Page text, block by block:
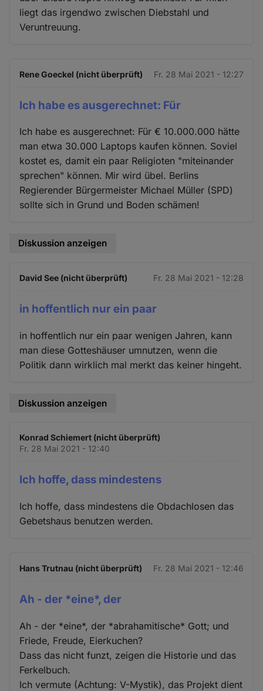
liegt das irgendwo zwischen Diebstahl und
Veruntreuung.
Rene Goeckel (nicht überprüft) Fr. 28 Mai 2021 - 12:27
Ich habe es ausgerechnet: Für
Ich habe es ausgerechnet: Für € 10.000.000 hätte
man etwa 30.000 Laptops kaufen können. Soviel
kostet es, damit ein paar Religioten "miteinander
sprechen" können. Mir wird übel. Berlins
Regierender Bürgermeister Michael Müller (SPD)
sollte sich in Grund und Boden schämen!
Diskussion anzeigen
David See (nicht überprüft) Fr. 28 Mai 2021 - 12:28
in hoffentlich nur ein paar
in hoffentlich nur ein paar wenigen Jahren, kann
man diese Gotteshäuser umnutzen, wenn die
Politik dann wirklich mal merkt das keiner hingeht.
Diskussion anzeigen
Konrad Schiemert (nicht überprüft)
Fr. 28 Mai 2021 - 12:40
Ich hoffe, dass mindestens
Ich hoffe, dass mindestens die Obdachlosen das
Gebetshaus benutzen werden.
Hans Trutnau (nicht überprüft) Fr. 28 Mai 2021 - 12:46
Ah - der *eine*, der
Ah - der *eine*, der *abrahamitische* Gott; und
Friede, Freude, Eierkuchen?
Dass das nicht funzt, zeigen die Historie und das
Ferkelbuch.
Ich vermute (Achtung: V-Mystik), das Projekt dient